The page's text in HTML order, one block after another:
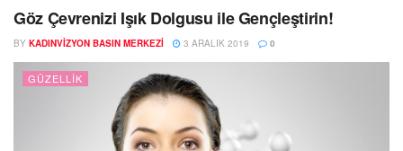
ciltte birtakım istenmeyen değişiklikler meydana...
Göz Çevrenizi Işık Dolgusu ile Gençleştirin!
BY KADINVIZYON BASIN MERKEZI 3 ARALIK 2019 0
GÜZELLIK